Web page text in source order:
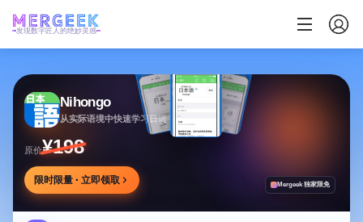
发现数字匠人的绝妙灵感
Nihongo
从实际语境中快速学习日语
原价¥198
限时限量 · 立即领取 Mergeek 独家限免